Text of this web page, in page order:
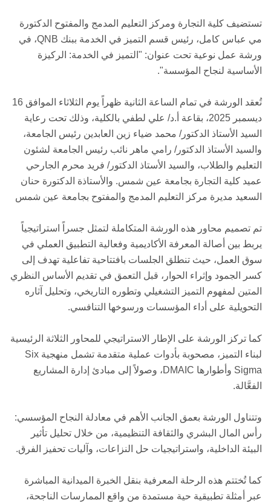
تستضيف كلية التجارة ومركز التعليم المدمج والمفتوح الدكتورة
مي عباس كامل، رئيس قسم التميز في الخدمة ببنك QNB، في
ورشة عمل نوعية تحت عنوان: "التميز في الخدمة: الركيزة
الأساسية لنجاح المؤسسة".
تُعقد الورشة في تمام الساعة الثانية ظهراً يوم الثلاثاء الموافق 16
ديسمبر 2025، بقاعة أ.د/ علي لطفي بالكلية، وذلك تحت رعاية
السيد الأستاذ الدكتور/ محمد ضياء زين العابدين رئيس الجامعة،
والسيد الأستاذ الدكتور/ رامي ماهر نائب رئيس الجامعة لشئون
التعليم والطلاب، والسيد الأستاذ الدكتور/ فريد محرم الجارحي
عميد كلية التجارة بجامعة عين شمس. والأستاذة الدكتورة حنان
السعيد مديرة مركز التعليم المدمج والمفتوح بجامعة عين شمس
تم تصميم محاور هذه الورشة المتكاملة لتمثل جسراً استراتيجياً
يربط بين أصالة المعرفة الأكاديمية وفعالية التطبيق العملي في
سوق العمل، حيث تنطلق الجلسات بافتتاحية تفاعلية تهدف إلى
كسر الجمود وإثراء الحوار، قبل التعمق في تقديم الأساس النظري
المتين لمفهوم التميز التشغيلي وتطوره التاريخي، وتحليل آثاره
التحويلية على أداء المؤسسات ورسوخها التنافسي.
كما تركز الورشة على الإطار الاستراتيجي للمحاور الثلاثة الرئيسية
لبناء التميز، مصحوبة بأدوات عملية متقدمة تشمل منهجية Six
Sigma وأطوارها DMAIC، وصولاً إلى مبادئ إدارة المشاريع
الفعَّالة.
وتتناول الورشة بعمق الجانب الأهم في معادلة النجاح المؤسسي:
رأس المال البشري والثقافة التنظيمية، من خلال تحليل تأثير
البيئة الداخلية، واستراتيجيات حل النزاعات، وآليات تحفيز الفرق.
كما تُختتم هذه الرحلة المعرفية بنقل الخبرة الميدانية المباشرة
عبر أمثلة تطبيقية حية مستمدة من واقع الممارسات الناجحة،